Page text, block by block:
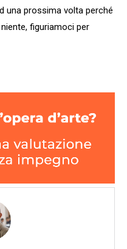
una prossima volta perché
figuriamoci per